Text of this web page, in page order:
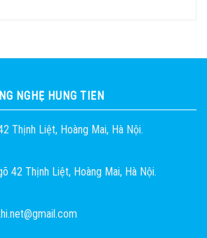
NGHỆ HÙNG TIẾN
Thịnh Liệt, Hoàng Mai, Hà Nội.
42 Thịnh Liệt, Hoàng Mai, Hà Nội.